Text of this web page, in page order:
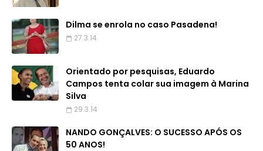
Dilma se enrola no caso Pasadena!
27.3.14
Orientado por pesquisas, Eduardo
Campos tenta colar sua imagem à Marina
Silva
29.3.14
NANDO GONÇALVES: O SUCESSO APÓS OS
50 ANOS!